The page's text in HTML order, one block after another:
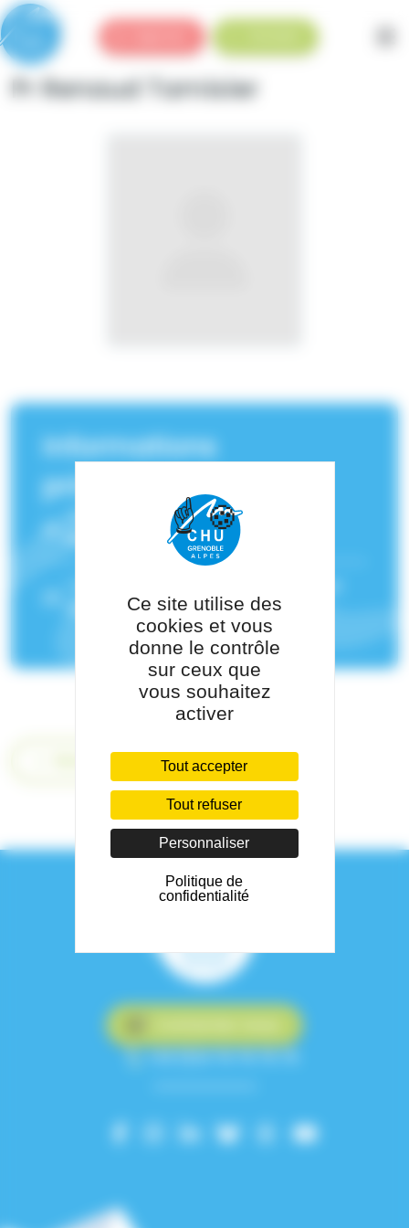
Pr Renaud Tamisier
Informations
principales
Service(s) de rattachement :
Pneumologie-Physiologie
Vaisseaux
+33 (0)4 76 76 75 75
Panneau de gestion des cookies
Ce site utilise des
cookies et vous
donne le contrôle
sur ceux que
vous souhaitez
activer
Tout accepter
Tout refuser
Personnaliser
Politique de
confidentialité